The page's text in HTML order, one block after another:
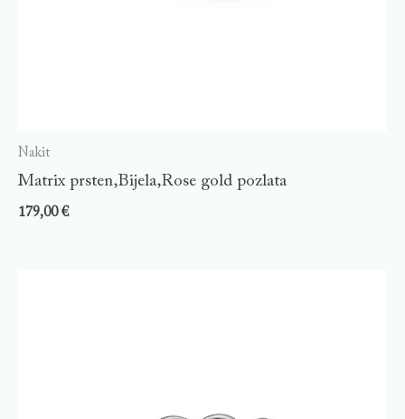
Nakit
Matrix prsten,Bijela,Rose gold pozlata
179,00€